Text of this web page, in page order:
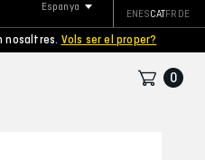
nosaltres. Vols ser el proper?
Espanya
ENESCATFR DE
0